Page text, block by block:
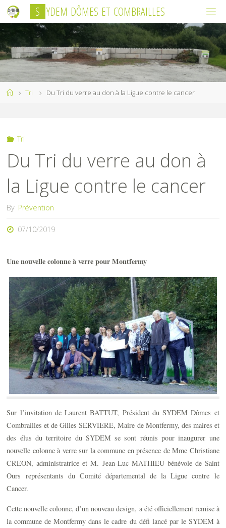
Skip
content
S YDEM DÔMES ET COMBRAIL L ES
Home
Tri Du Tri du verre au don à la Ligue contre le cancer
Tri
Du Tri du verre au don à
la Ligue contre le cancer
By Prévention
07/10/2019
Une nouvelle colonne à verre pour Montfermy
Sur l’invitation de Laurent BATTUT, Président du SYDEM Dômes et
Combrailles et de Gilles SERVIERE, Maire de Montfermy, des maires et
des élus du territoire du SYDEM se sont réunis pour inaugurer une
nouvelle colonne à verre sur la commune en présence de Mme Christiane
CREON, administratrice et M. Jean-Luc MATHIEU bénévole de Saint
Ours représentants du Comité départemental de la Ligue contre le
Cancer.
Cette nouvelle colonne, d’un nouveau design, a été officiellement remise à
la commune de Montfermy dans le cadre du défi lancé par le SYDEM à